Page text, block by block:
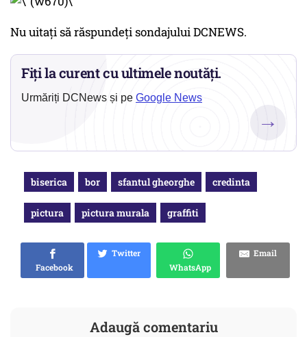
Nu uitați să răspundeți sondajului DCNEWS.
Fiți la curent cu ultimele noutăți.
Urmăriți DCNews și pe Google News
→
biserica bor sfantul gheorghe credinta
pictura pictura murala graffiti
Facebook
Twitter
WhatsApp
Email
Adaugă comentariu